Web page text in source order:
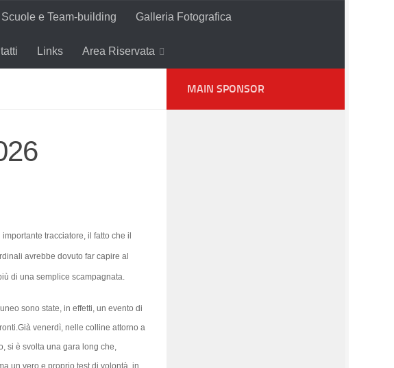
e Team-building Galleria Fotografica
Links Area Riservata
tracciatore, il fatto che il
avrebbe dovuto far capire al
di una semplice scampagnata.
sono state, in effetti, un evento di
venerdì, nelle colline attorno a
si è svolta una gara long che,
un vero e proprio test di volontà, in
MAIN SPONSOR